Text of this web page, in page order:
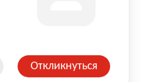
Откликнуться